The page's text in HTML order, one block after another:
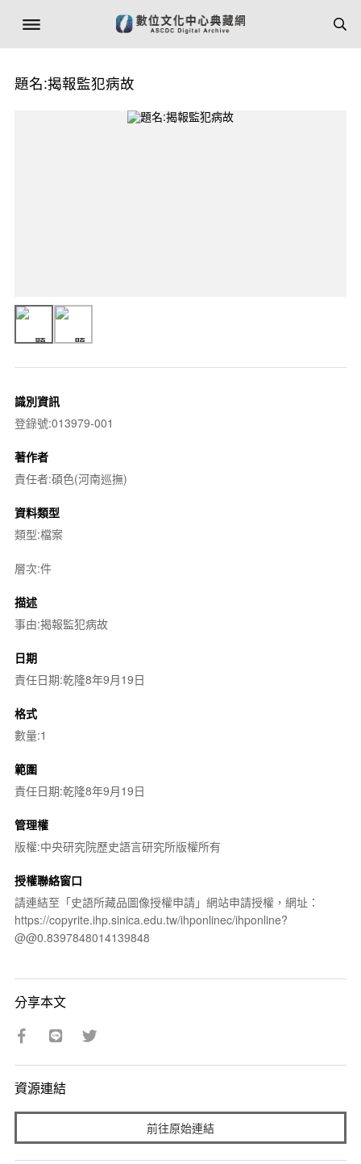
題名:揭報監犯病故
識別資訊
登錄號:013979-001
著作者
責任者:碩色(河南巡撫)
資料類型
類型:檔案
層次:件
描述
事由:揭報監犯病故
日期
責任日期:乾隆8年9月19日
格式
數量:1
範圍
責任日期:乾隆8年9月19日
管理權
版權:中央研究院歷史語言研究所版權所有
授權聯絡窗口
請連結至「史語所藏品圖像授權申請」網站申請授權，網址：
https://copyrite.ihp.sinica.edu.tw/ihponlinec/ihponline?
@@0.8397848014139848
分享本文
資源連結
前往原始連結